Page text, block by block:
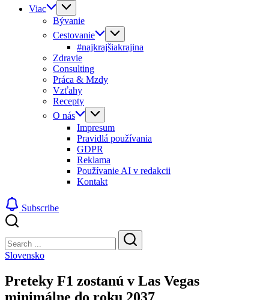
Viac
Bývanie
Cestovanie
#najkrajšiakrajina
Zdravie
Consulting
Práca & Mzdy
Vzťahy
Recepty
O nás
Impresum
Pravidlá používania
GDPR
Reklama
Používanie AI v redakcii
Kontakt
Subscribe
Search
Search
Slovensko
Preteky F1 zostanú v Las Vegas